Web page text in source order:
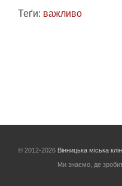
Теґи: важливо
© 2012-2026 Вінницька міська
Ми знаємо, де